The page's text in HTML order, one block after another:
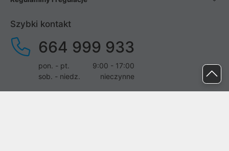
Szybki kontakt
664 999 933
pon. - pt.
9:00 - 17:00
sob. - niedz.
nieczynne